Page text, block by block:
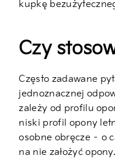
kupkę
Czy
Często zadawane
jednoznacznej
zależy od profilu
niski profil opony
osobne obręcze – o
na nie założyć